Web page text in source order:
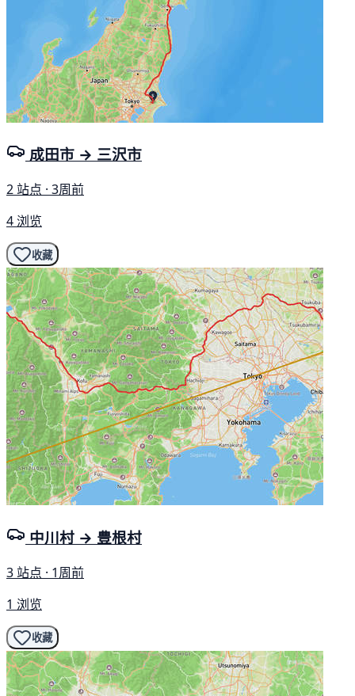
成田市 → 三沢市
2 站点 · 3周前
4 浏览
收藏
中川村 → 豊根村
3 站点 · 1周前
1 浏览
收藏